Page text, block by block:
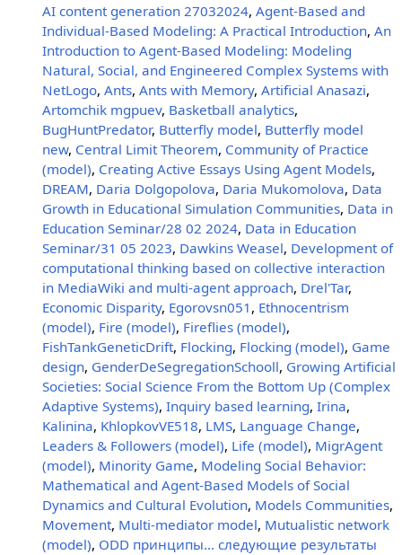
AI content generation 27032024, Agent-Based and
Individual-Based Modeling: A Practical Introduction, An
Introduction to Agent-Based Modeling: Modeling
Natural, Social, and Engineered Complex Systems with
NetLogo, Ants, Ants with Memory, Artificial Anasazi,
Artomchik mgpuev, Basketball analytics,
BugHuntPredator, Butterfly model, Butterfly model
new, Central Limit Theorem, Community of Practice
(model), Creating Active Essays Using Agent Models,
DREAM, Daria Dolgopolova, Daria Mukomolova, Data
Growth in Educational Simulation Communities, Data in
Education Seminar/28 02 2024, Data in Education
Seminar/31 05 2023, Dawkins Weasel, Development of
computational thinking based on collective interaction
in MediaWiki and multi-agent approach, Drel'Tar,
Economic Disparity, Egorovsn051 , Ethnocentrism
(model), Fire (model), Fireflies (model),
FishTankGeneticDrift, Flocking, Flocking (model), Game
design, GenderDeSegregationSchooll, Growing Artificial
Societies: Social Science From the Bottom Up (Complex
Adaptive Systems), Inquiry based learning, Irina,
Kalinina, KhlopkovVE518, LMS, Language Change,
Leaders & Followers (model), Life (model), MigrAgent
(model), Minority Game, Modeling Social Behavior:
Mathematical and Agent-Based Models of Social
Dynamics and Cultural Evolution, Models Communities,
Movement, Multi-mediator model, Mutualistic network
(model), ODD принципы… следующие результаты